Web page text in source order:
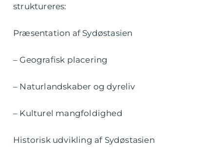
struktureres:
Præsentation af Sydøstasien
– Geografisk placering
– Naturlandskaber og dyreliv
– Kulturel mangfoldighed
Historisk udvikling af Sydøstasien